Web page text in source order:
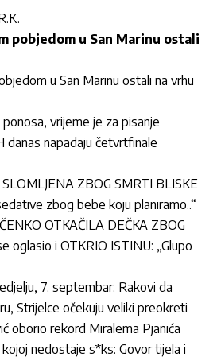
pobjedom u San Marinu ostali
u San Marinu ostali na vrhu
vrijeme je za pisanje
danas napadaju četvrtfinale
ZBOG SMRTI BLISKE
zbog bebe koju planiramo..“
OTKAČILA DEČKA ZBOG
oglasio i OTKRIO ISTINU: „Glupo
7. septembar: Rakovi da
Strijelce očekuju veliki preokreti
oborio rekord Miralema Pjanića
nedostaje s*ks: Govor tijela i